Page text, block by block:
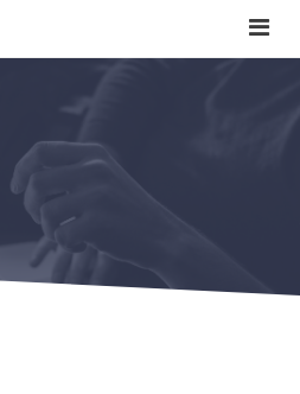
reviews
jou in de buurt?
Offerte
beginners +
+